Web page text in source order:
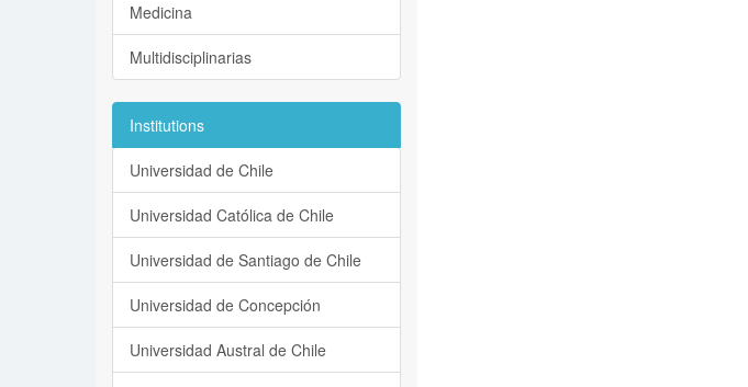
Medicina
Multidisciplinarias
Institutions
Universidad de Chile
Universidad Católica de Chile
Universidad de Santiago de Chile
Universidad de Concepción
Universidad Austral de Chile